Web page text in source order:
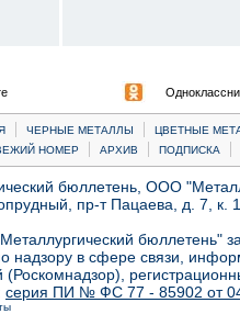
| ЧЕРНЫЕ МЕТАЛЛЫ |
ЦВЕТНЫЕ
НОМЕР | АРХИВ | ПОДПИСКА |
бюллетень, ООО
пр-т Пацаева, д. 7,
бюллетень"
надзору в сфере связи,
серия ПИ № ФС 77 - 85902 от 04